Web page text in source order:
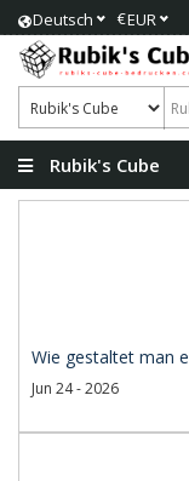
Deutsch €EUR
Rubik's Cube
Wie gestaltet man
Jun 24 - 2026